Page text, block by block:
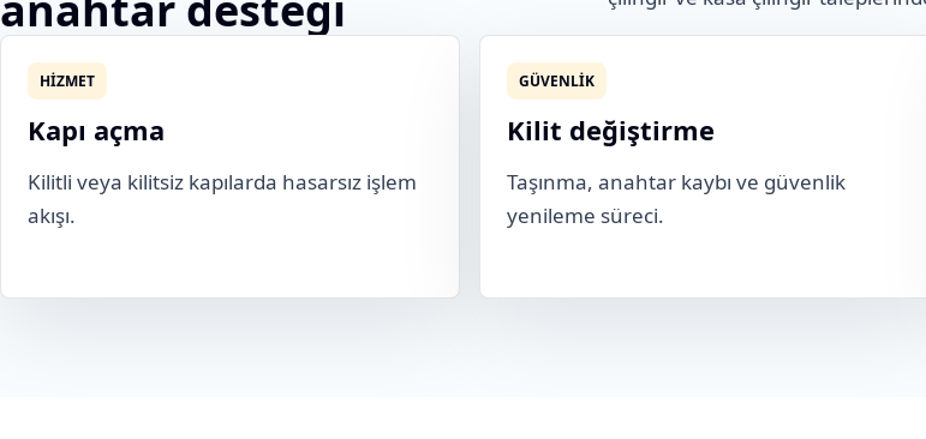
HIZMET
Kapı açma
Kilitli veya kilitsiz kapılarda hasarsız işlem
akışı.
GÜVENLIK
Kilit değiştirme
Taşınma, anahtar kaybı ve güvenlik
yenileme süreci.